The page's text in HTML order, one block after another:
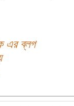
এর ব্লগ